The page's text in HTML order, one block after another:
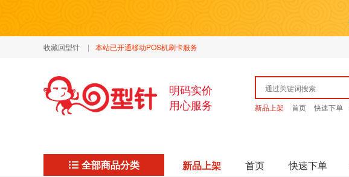
收藏回型针 | 本站已开通移动POS机刷卡服务
明码实价
用心服务
新品上架 首页 快速下单
全部商品分类 新品上架 首页 快速下单